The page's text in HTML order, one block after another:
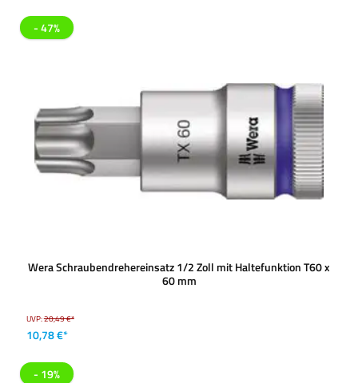
- 47%
Wera Schraubendrehereinsatz 1/2 Zoll mit Haltefunktion T60 x
60 mm
UVP:20,49 €*
10,78 €*
- 19%